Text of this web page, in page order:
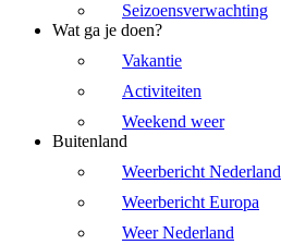
Seizoensverwachting
Wat ga je doen?
Vakantie
Activiteiten
Weekend weer
Buitenland
Weerbericht Nederland
Weerbericht Europa
Weer Nederland